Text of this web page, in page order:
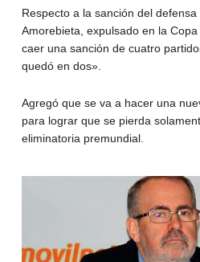
Respecto a la sanción del
Amorebieta, expulsado en la
caer una sanción de cuatro
quedó en dos».
Agregó que se va a hacer una
para lograr que se pierda
eliminatoria premundial.